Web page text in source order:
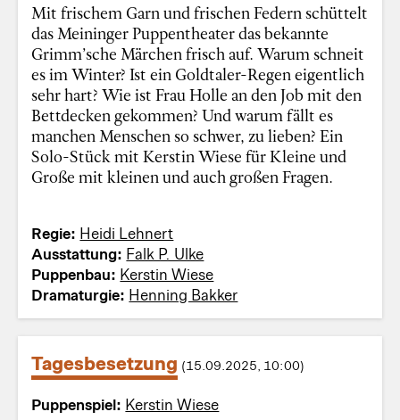
Mit frischem Garn und frischen Federn schüttelt
das Meininger Puppentheater das bekannte
Grimm’sche Märchen frisch auf. Warum schneit
es im Winter? Ist ein Goldtaler-Regen eigentlich
sehr hart? Wie ist Frau Holle an den Job mit den
Bettdecken gekommen? Und warum fällt es
manchen Menschen so schwer, zu lieben? Ein
Solo-Stück mit Kerstin Wiese für Kleine und
Große mit kleinen und auch großen Fragen.
Regie: Heidi Lehnert
Ausstattung: Falk P. Ulke
Puppenbau: Kerstin Wiese
Dramaturgie: Henning Bakker
Tagesbesetzung (15.09.2025, 10:00)
Puppenspiel: Kerstin Wiese